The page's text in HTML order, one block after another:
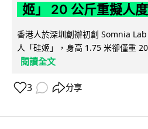
姬」 20 公斤重擬人
香港人於深圳創辦初創 Somnia
人「硅姬」，身高 1.75 米卻僅重
閱讀全文
3 分享